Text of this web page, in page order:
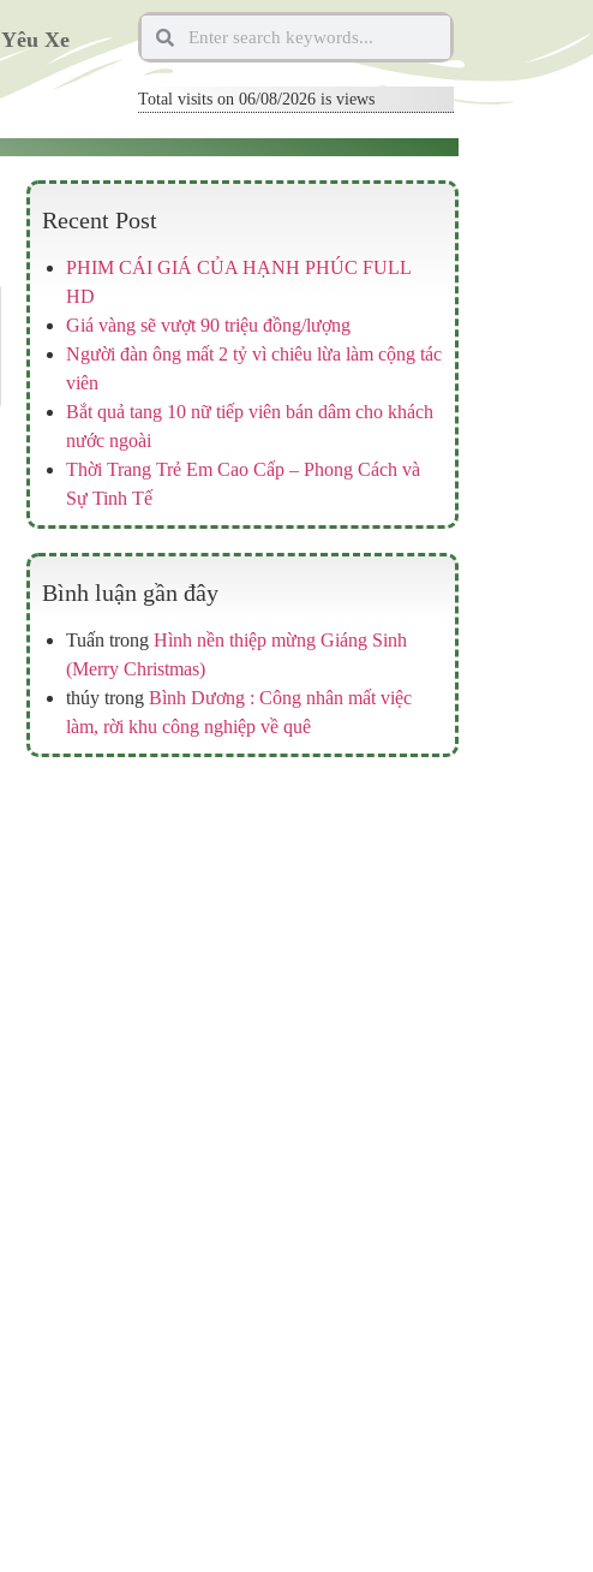
Yêu Xe
Total visits on 06/08/2026 isviews
Recent Post
PHIM CÁI GIÁ CỦA HẠNH PHÚC FULL
HD
Giá vàng sẽ vượt 90 triệu đồng/lượng
Người đàn ông mất 2 tỷ vì chiêu lừa làm cộng tác
viên
Bắt quả tang 10 nữ tiếp viên bán dâm cho khách
nước ngoài
Thời Trang Trẻ Em Cao Cấp – Phong Cách và
Sự Tinh Tế
Bình luận gần đây
Tuấn trong Hình nền thiệp mừng Giáng Sinh
(Merry Christmas)
thúytrong Bình Dương : Công nhân mất việc
làm, rời khu công nghiệp về quê